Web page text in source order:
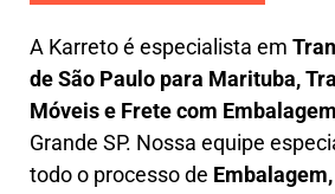
A Karretoé especialista em
de São Paulo para Marituba,
Móveis e Frete com
Grande SP. Nossa equipe
todo o processo de